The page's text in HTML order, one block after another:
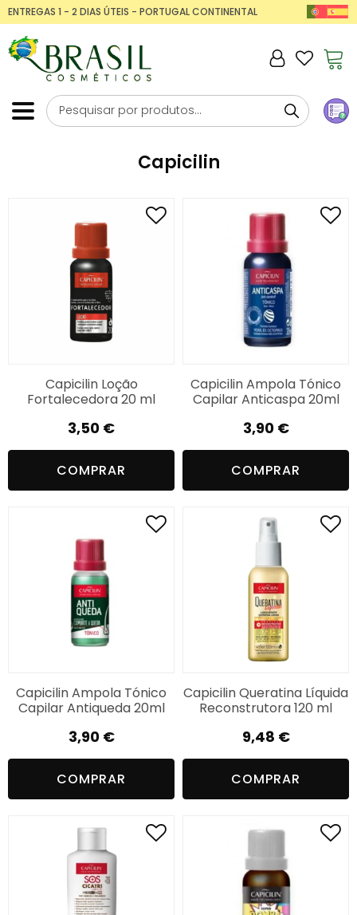
ENTREGAS 1 - 2 DIAS ÚTEIS - PORTUGAL CONTINENTAL
Capicilin
Capicilin Loção
Fortalecedora 20 ml
3,50 €
COMPRAR
Capicilin Ampola Tónico
Capilar Anticaspa 20ml
3,90 €
COMPRAR
Capicilin Ampola Tónico
Capilar Antiqueda 20ml
3,90 €
COMPRAR
Capicilin Queratina Líquida
Reconstrutora 120 ml
9,48 €
COMPRAR